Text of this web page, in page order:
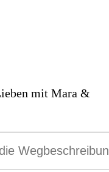
mit Mara &